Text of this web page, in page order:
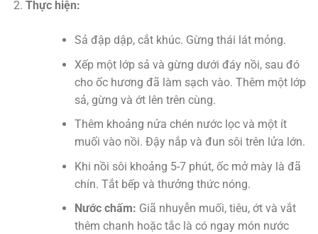
Thực hiện:
Sả đập dập, cắt khúc. Gừng thái lát mỏng.
Xếp một lớp sả và gừng dưới đáy nồi, sau đó
cho ốc hương đã làm sạch vào. Thêm một lớp
sả, gừng và ớt lên trên cùng.
Thêm khoảng nửa chén nước lọc và một ít
muối vào nồi. Đậy nắp và đun sôi trên lửa lớn.
Khi nồi sôi khoảng 5-7 phút, ốc mở mày là đã
chín. Tắt bếp và thưởng thức nóng.
Nước chấm: Giã nhuyễn muối, tiêu, ớt và vắt
thêm chanh hoặc tắc là có ngay món nước